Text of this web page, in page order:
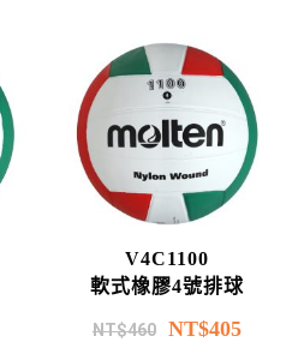
V4C1100
軟式橡膠4號排球
NT$460 NT$405